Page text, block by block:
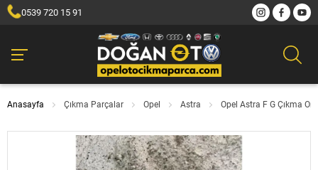
0539 720 15 91
Anasayfa Çıkma Parçalar Opel Astra Opel Astra F G Çıkma